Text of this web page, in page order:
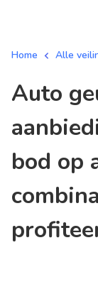
Home Alle
auto geur combinatie /
bod op